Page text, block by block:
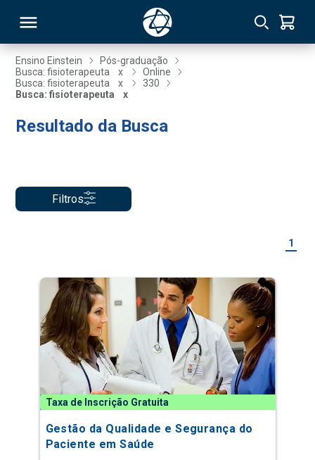
Ensino Einstein
Pós-graduação
Busca: fisioterapeuta
x
Online
Busca: fisioterapeuta
x
330
Busca: fisioterapeuta
x
Resultado da Busca
Filtros
1
Taxa de Inscrição Gratuita
Gestão da Qualidade e Segurança do
Paciente em Saúde